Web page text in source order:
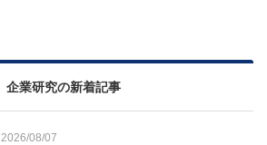
企業研究の新着記事
2026/08/07